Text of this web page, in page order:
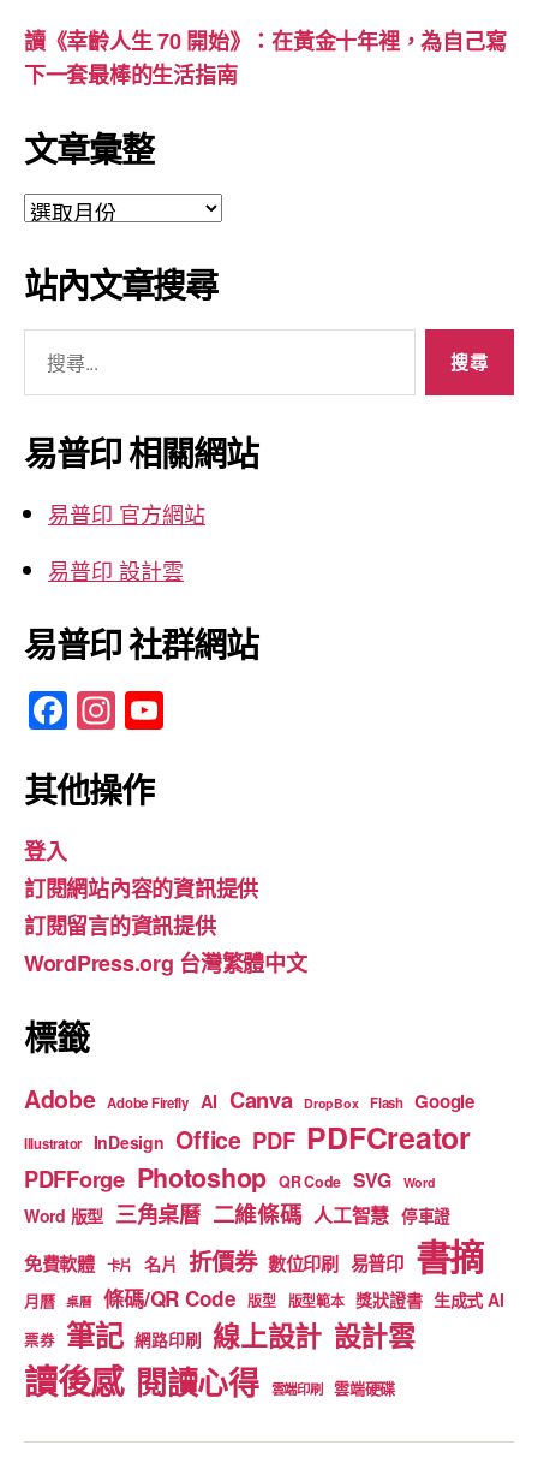
讀《幸齡人生 70 開始》：在黃金十年裡，為自己寫
下一套最棒的生活指南
文章彙整
文
彙
整
站內文章搜尋
關
鍵
字:
易普印 相關網站
易普印 官方網站
易普印 設計雲
易普印 社群網站
F
a
c
b
o
o
k
In
st
a
gr
a
m
u
b
e
其他操作
登入
訂閱網站內容的資訊提供
訂閱留言的資訊提供
WordPress.org 台灣繁體中文
標籤
Adobe Adobe Firefly AI Canva DropBox Flash Google
Illustrator InDesign Office PDF PDFCreator
PDFForge Photoshop QR Code SVG Word
Word 版型 三角桌曆 二維條碼 人工智慧 停車證
免費軟體 卡片 名片 折價券 數位印刷 易普印 書摘
月曆 桌曆 條碼/QR Code 版型 版型範本 獎狀證書 生成式 AI
票券 筆記 網路印刷 線上設計 設計雲
讀後感 閱讀心得 雲端印刷 雲端硬碟